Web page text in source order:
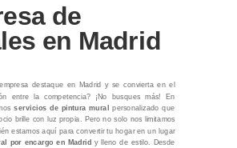
de
en Madrid
destaque en Madrid y se convierta en el
entre la competencia? ¡No busques más! En
servicios de pintura mural
personalizado que
brille con luz propia. Pero no solo nos limitamos
estamos aquí para convertir tu hogar en un lugar
por encargo en Madrid y lleno de estilo. Desde